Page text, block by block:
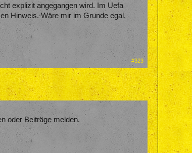
explizit angegangen wird. Im Uefa
Hinweis. Wäre mir im Grunde egal,
#323
oder Beiträge melden.